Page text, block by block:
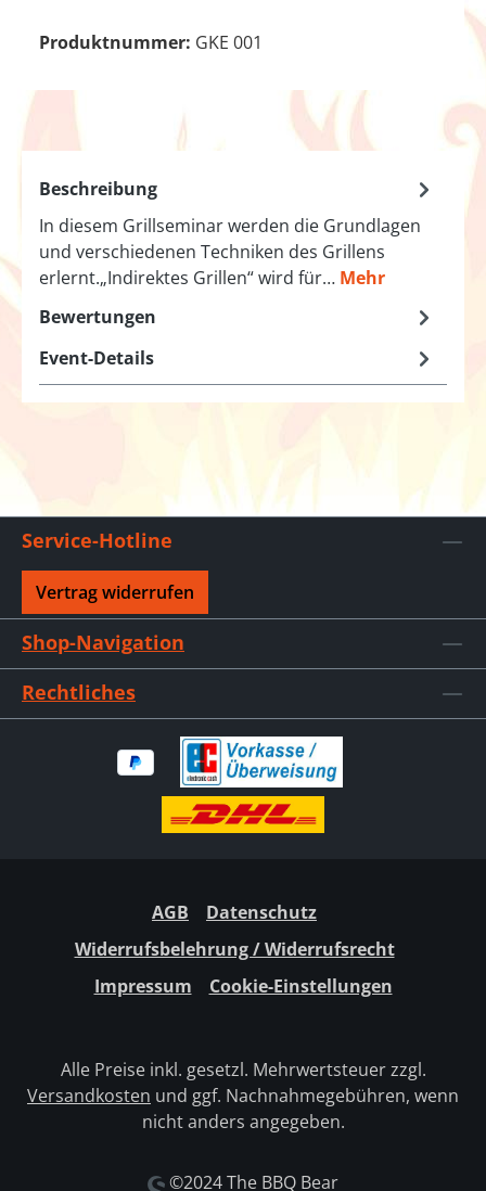
Produktnummer: GKE 001
Beschreibung
In diesem Grillseminar werden die Grundlagen
und verschiedenen Techniken des Grillens
erlernt.„Indirektes Grillen“ wird für… Mehr
Bewertungen
Event-Details
Service-Hotline
Vertrag widerrufen
Shop-Navigation
Rechtliches
AGB
Datenschutz
Widerrufsbelehrung / Widerrufsrecht
Impressum
Cookie-Einstellungen
Alle Preise inkl. gesetzl. Mehrwertsteuer zzgl.
Versandkosten und ggf. Nachnahmegebühren, wenn
nicht anders angegeben.
©2024 The BBQ Bear